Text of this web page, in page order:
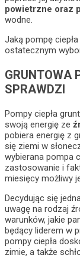
powietrzne oraz
wodne.
Jaką pompę
ostatecznym
GRUNTOWA
SPRAWDZI
Pompy ciepła
swoją energię ze
pobiera energię z
się ziemi w
wybierana pompa
zastosowanie i
miesięcy możliwy
Decydując się
uwagę na rodzaj
warunków, jakie
będący liderem w
pompy ciepła
zimie, a także